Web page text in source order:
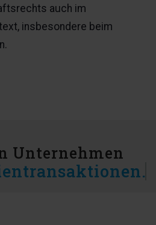
auch im
insbesondere beim
Unternehmen